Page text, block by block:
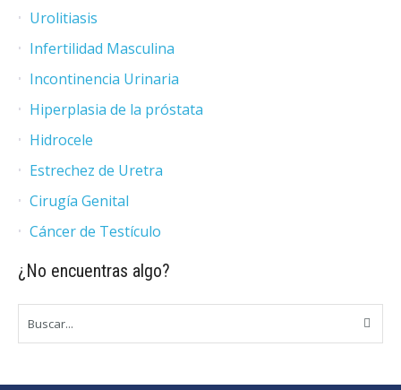
Urolitiasis
Infertilidad Masculina
Incontinencia Urinaria
Hiperplasia de la próstata
Hidrocele
Estrechez de Uretra
Cirugía Genital
Cáncer de Testículo
¿No encuentras algo?